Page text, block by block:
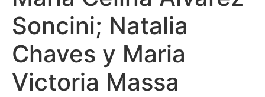
Soncini; Natalia
Chaves y Maria
Victoria Massa